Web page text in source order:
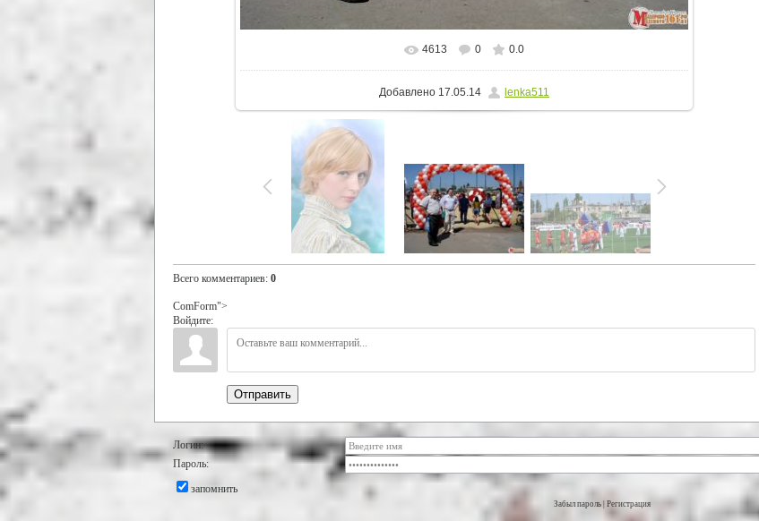
В реальном размере 1500x1125
4613 0 0.0
Добавлено 17.05.14 lenka511
Всего комментариев: 0
ComForm">
Войдите:
Отправить
Логин:
Пароль:
запомнить
Забыл пароль Регистрация